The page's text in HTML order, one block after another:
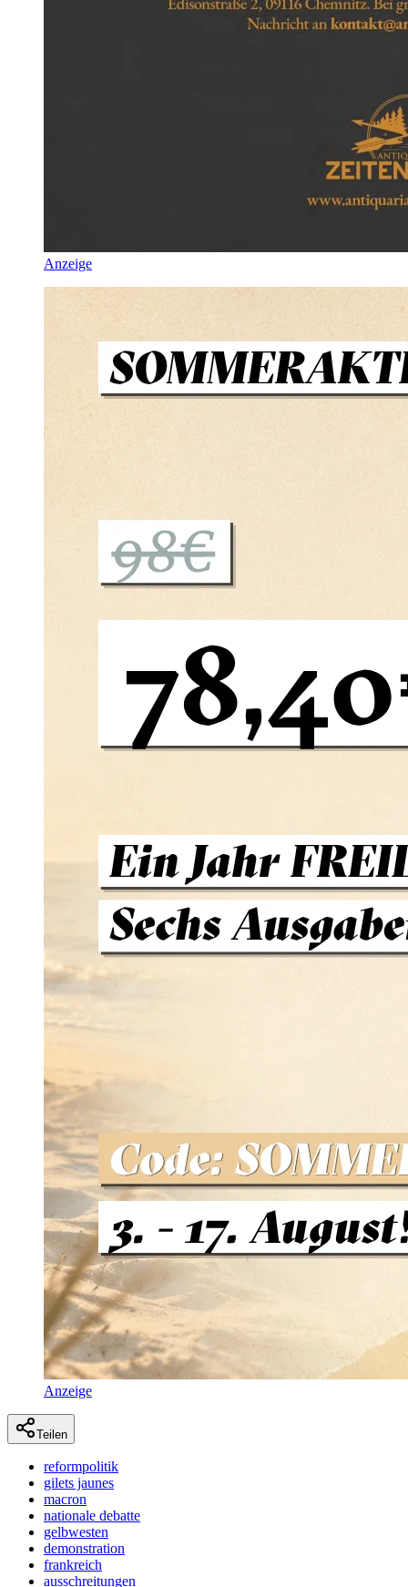
Anzeige
Anzeige
Teilen
reformpolitik
gilets jaunes
macron
nationale debatte
gelbwesten
demonstration
frankreich
ausschreitungen